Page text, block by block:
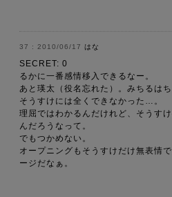
2010/06/17 はな
SECRET: 0
るかに一番感情移入できるなー。
あと瑛太（役名忘れた）。みちるは
そうすけには全くできなかった…。
理屈ではわかるんだけれど、そうす
んだろうなって。
でもつかめない。
オープニングもそうすけだけ無表情
ージだなぁ。